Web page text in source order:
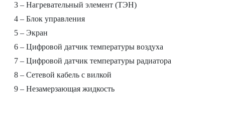
3 – Нагревательный элемент (ТЭН)
4 – Блок управления
5 – Экран
6 – Цифровой датчик температуры воздуха
7 – Цифровой датчик температуры радиатора
8 – Сетевой кабель с вилкой
9 – Незамерзающая жидкость